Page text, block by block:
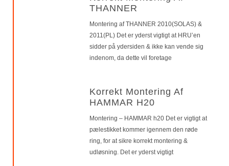
THANNER
Montering af THANNER 2010(SOLAS) &
2011(PL) Det er yderst vigtigt at HRU’en
sidder på ydersiden & ikke kan vende sig
indenom, da dette vil foretage
Korrekt Montering Af
HAMMAR H20
Montering – HAMMAR h20 Det er vigtigt at
pælestikket kommer igennem den røde
ring, for at sikre korrekt montering &
udløsning. Det er yderst vigtigt